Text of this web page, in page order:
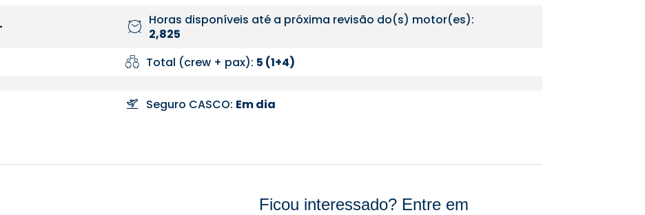
Horas disponíveis até a próxima revisão do(s) motor(es):
2,825
Total (crew + pax): 5 (1+4)
Seguro CASCO: Em dia
Ficou interessado? Entre em